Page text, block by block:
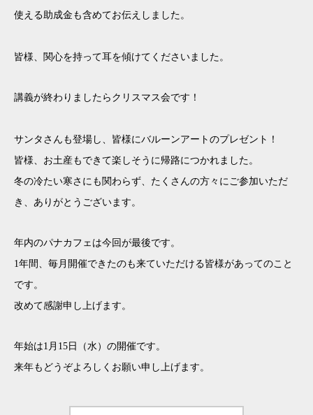
使える助成金も含めてお伝えしました。
皆様、関心を持って耳を傾けてくださいました。
講義が終わりましたらクリスマス会です！
サンタさんも登場し、皆様にバルーンアートのプレゼント！
皆様、お土産もできて楽しそうに帰路につかれました。
冬の冷たい寒さにも関わらず、たくさんの方々にご参加いただ
き、ありがとうございます。
年内のパナカフェは今回が最後です。
1年間、毎月開催できたのも来ていただける皆様があってのこと
です。
改めて感謝申し上げます。
年始は1月15日（水）の開催です。
来年もどうぞよろしくお願い申し上げます。